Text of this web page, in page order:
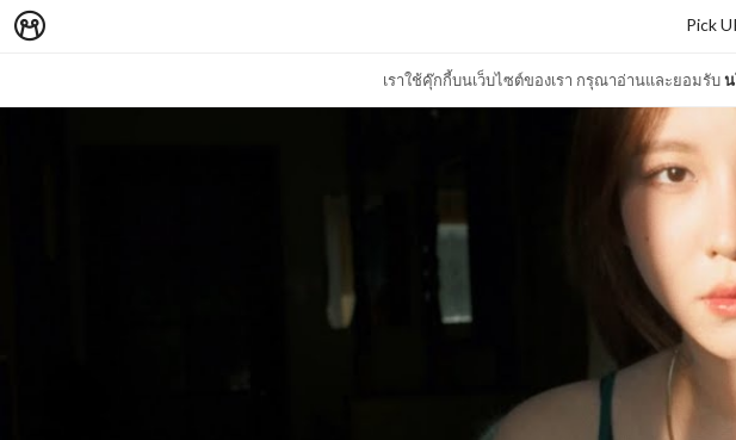
เราใช้คุ๊กกี้บนเว็บไซต์ของเรา กรุณาอ่านและยอมรับ
Pick